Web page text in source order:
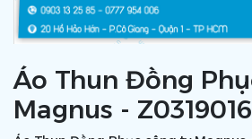
Áo Thun Đồng
Magnus - Z0319016